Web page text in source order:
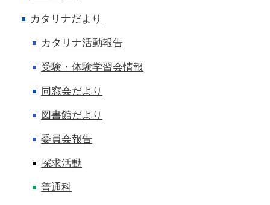
カタリナだより
カタリナ活動報告
受験・体験学習会情報
同窓会だより
図書館だより
委員会報告
探求活動
普通科